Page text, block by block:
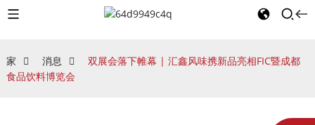
家 消息
双展会落下帷幕 | 汇鑫风味携新品亮相FIC暨成都
食品饮料博览会